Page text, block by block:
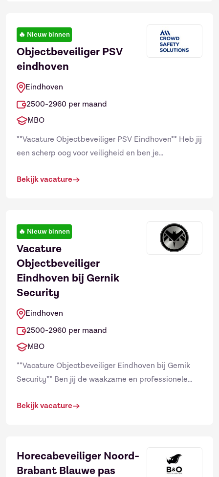
🔥 Nieuw binnen
Objectbeveiliger PSV
eindhoven
Eindhoven
2500-2960 per maand
MBO
**Vacature Objectbeveiliger PSV Eindhoven** Heb jij
een scherp oog voor veiligheid en ben je
Werken in het h...
Bekijk vacature
🔥 Nieuw binnen
Vacature
Objectbeveiliger
Eindhoven bij Gernik
Security
Eindhoven
2500-2960 per maand
MBO
**Vacature Objectbeveiliger Eindhoven bij Gernik
Security** Ben jij de waakzame en professionele
naar de ide...
Bekijk vacature
Horecabeveiliger Noord-
Brabant Blauwe pas